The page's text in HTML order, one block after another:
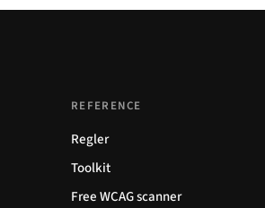
REFERENCE
Regler
Toolkit
Free WCAG scanner